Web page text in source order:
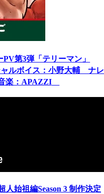
第3弾「テリーマン」
ャルボイス：小野大輔 ナレ
楽：APAZZI
人始祖編Season 3 制作決定